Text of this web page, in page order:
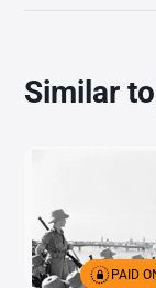
Similar
PAID